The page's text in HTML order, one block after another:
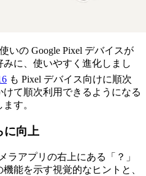
いの Google Pixel デバイスが
に、使いやすく進化しまし
も Pixel デバイス向けに順次
て順次利用できるようになる
す。
に向上
ラアプリの右上にある「？」
能を示す視覚的なヒントと、